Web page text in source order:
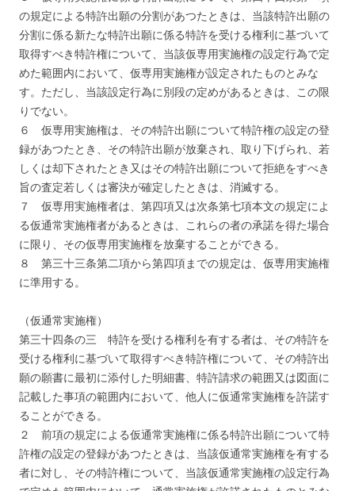
の規定による特許出願の分割があつたときは、当該特許出願の
分割に係る新たな特許出願に係る特許を受ける権利に基づいて
取得すべき特許権について、当該仮専用実施権の設定行為で定
めた範囲内において、仮専用実施権が設定されたものとみな
す。ただし、当該設定行為に別段の定めがあるときは、この限
りでない。
６ 仮専用実施権は、その特許出願について特許権の設定の登
録があつたとき、その特許出願が放棄され、取り下げられ、若
しくは却下されたとき又はその特許出願について拒絶をすべき
旨の査定若しくは審決が確定したときは、消滅する。
７ 仮専用実施権者は、第四項又は次条第七項本文の規定によ
る仮通常実施権者があるときは、これらの者の承諾を得た場合
に限り、その仮専用実施権を放棄することができる。
８ 第三十三条第二項から第四項までの規定は、仮専用実施権
に準用する。
（仮通常実施権）
第三十四条の三 特許を受ける権利を有する者は、その特許を
受ける権利に基づいて取得すべき特許権について、その特許出
願の願書に最初に添付した明細書、特許請求の範囲又は図面に
記載した事項の範囲内において、他人に仮通常実施権を許諾す
ることができる。
２ 前項の規定による仮通常実施権に係る特許出願について特
許権の設定の登録があつたときは、当該仮通常実施権を有する
者に対し、その特許権について、当該仮通常実施権の設定行為